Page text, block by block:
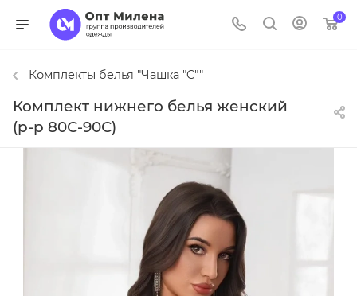
0
Комплекты белья "Чашка "C""
Комплект нижнего белья женский
(р-р 80С-90С)